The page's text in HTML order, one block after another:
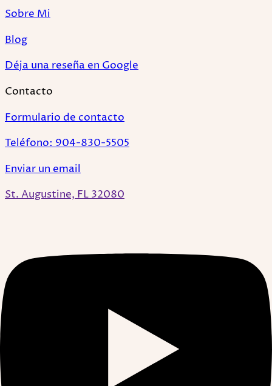
Sobre Mi
Blog
Déja una reseña en Google
Contacto
Formulario de contacto
Teléfono: 904-830-5505
Enviar un email
St. Augustine, FL 32080